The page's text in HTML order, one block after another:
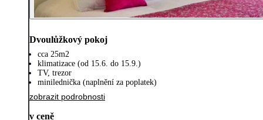
Dvoulůžkový pokoj
cca 25m2
klimatizace (od 15.6. do 15.9.)
TV, trezor
minilednička (naplnění za poplatek)
zobrazit podrobnosti
v ceně